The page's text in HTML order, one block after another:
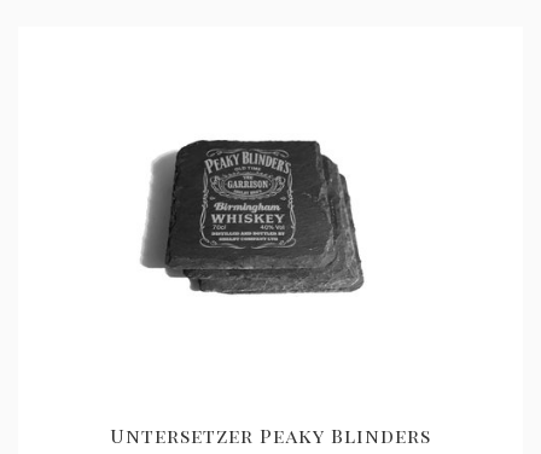
Untersetzer Peaky Blinders